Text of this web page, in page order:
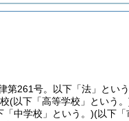
第261号。以下「法」とい
(以下「高等学校」という
「中学校」という。)(以下「